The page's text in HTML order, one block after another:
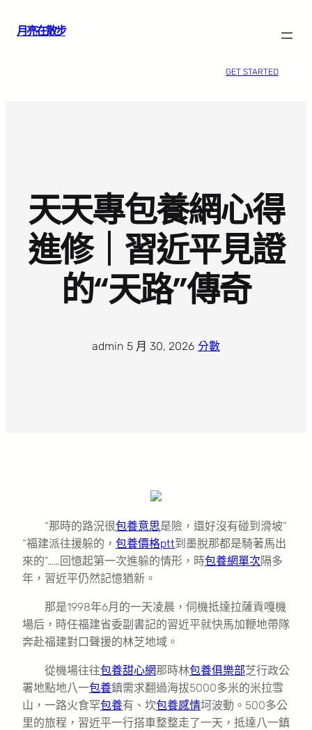
月亮在散步
GET STARTED
天天專包養網心得
進修｜習近平見證
的“天路”傳奇
admin 5 月 30, 2026 分數
“那時的路況很包養意思是險，還好沒有碰到滑坡”
“福建派往援躲的， 包養價格ptt到墨脫那都是騎著馬出
來的”……回憶起第一次進躲的情形，時包養網單次隔多
年，習近平仍然記憶猶新。
那是1998年6月的一天凌晨，伺機抵達拉薩貢嘎機
場后，時任福建省委副書記的習近平就快馬加鞭地帶隊
奔赴福建對口聲援的林芝地域。
從機場往往包養甜心網那時林包養俱樂部芝行政公
署地點地八一包養鎮需求翻過海拔5000多米的米拉雪
山，一路火食罕包養有、坎包養感情坷波動。500多公
里的旅程，習近平一行搭車整整走了一天，抵達八一鎮